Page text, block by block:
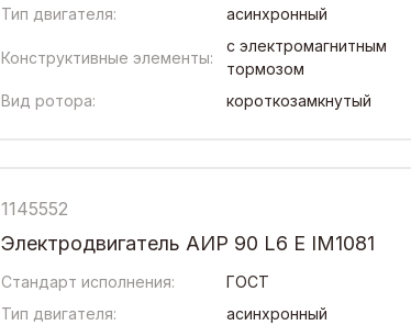
Тип двигателя:
асинхронный
Конструктивные элементы:
с электромагнитным
тормозом
Вид ротора:
короткозамкнутый
1145552
Электродвигатель АИР 90 L6 Е IM1081
Стандарт исполнения:
ГОСТ
Тип двигателя:
асинхронный